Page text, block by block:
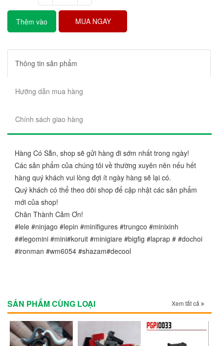
Thêm vào MUA NGAY
Thông tin sản phẩm
Hưỡng dẫn mua hàng
Chính sách giao hàng
Hàng Có Sẵn, shop sẽ gửi hàng đi sớm nhất trong ngày!
Các sản phẩm của chúng tôi về thường xuyên nên nếu hết
hàng quý khách vui lòng đợi ít ngày hàng sẽ lại có.
Quý khách có thể theo dõi shop để cập nhật các sản phẩm
mới của shop!
Chân Thành Cảm Ơn!
#lele #ninjago #lepin #minifigures #trungco #minixinh
##legomini #mini#koruit #minigiare #bigfig #laprap # #dochoi
#ironman #wm6054 #shazam#decool
SẢN PHẨM CÙNG LOẠI Xem tất cả